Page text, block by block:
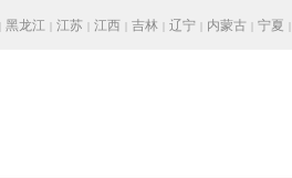
| 黑龙江 | 江苏 | 江西 | 吉林 | 辽宁 | 内蒙古 | 宁夏 |